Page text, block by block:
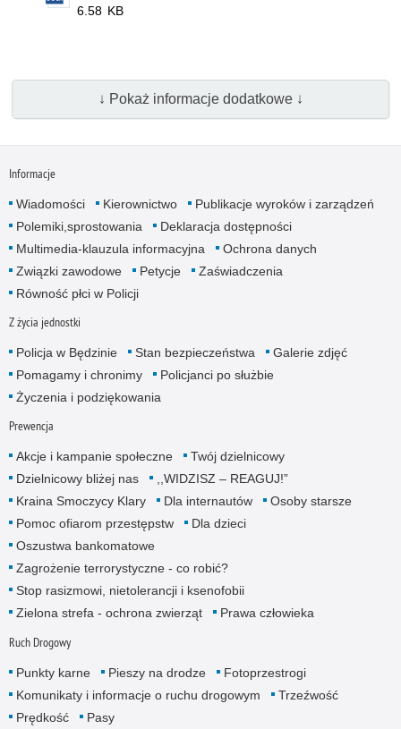
6.58 KB
↓ Pokaż informacje dodatkowe ↓
Informacje
Wiadomości Kierownictwo
Publikacje wyro­ków i zarządzeń
Polemiki,sprostowania
Deklaracja dostępności
Multimedia-klauzula informacyjna
Ochrona danych
Związki zawodowe
Petycje
Zaświadczenia
Równość płci w Policji
Z życia jednostki
Policja w Będzinie Stan bezpieczeństwa
Galerie zdjęć
Pomagamy i chronimy
Policjanci po służbie
Życzenia i podziękowania
Prewencja
Akcje i kampanie społeczne
Twój dzielnicowy
Dzielnicowy bliżej nas
,,WIDZISZ – REAGUJ!”
Kraina Smoczycy Klary
Dla internautów
Osoby starsze
Pomoc ofiarom przestępstw
Dla dzieci
Oszustwa bankomatowe
Zagrożenie terrorystyczne - co robić?
Stop rasizmowi, nietolerancji i ksenofobii
Zielona strefa - ochrona zwierząt
Prawa człowieka
Ruch Drogowy
Punkty karne Pieszy na drodze
Fotoprzestrogi
Komunikaty i informacje o ruchu drogowym
Trzeźwość
Prędkość
Pasy